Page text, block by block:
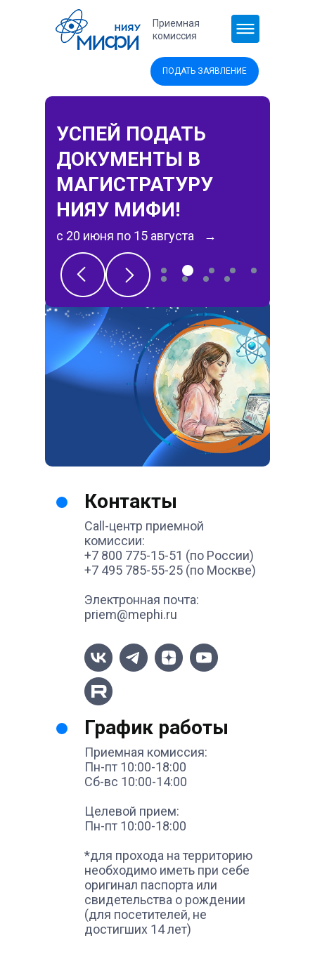
Перейти к основному содержанию
ПОДАТЬ ЗАЯВЛЕНИЕ
Приемная
комиссия
УСПЕЙ ПОДАТЬ
ДОКУМЕНТЫ В
МАГИСТРАТУРУ
НИЯУ МИФИ!
с 20 июня по 15 августа →
Контакты
Call-центр приемной
комиссии:
+7 800 775-15-51 (по России)
+7 495 785-55-25 (по Москве)
Электронная почта:
priem@mephi.ru
График работы
Приемная комиссия:
Пн-пт 10:00-18:00
Сб-вс 10:00-14:00
Целевой прием:
Пн-пт 10:00-18:00
*для прохода на территорию
необходимо иметь при себе
оригинал паспорта или
свидетельства о рождении
(для посетителей, не
достигших 14 лет)